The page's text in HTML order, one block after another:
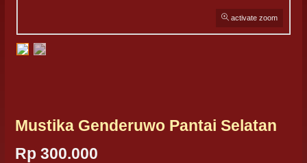
activate zoom
Mustika Genderuwo Pantai Selatan
Rp 300.000